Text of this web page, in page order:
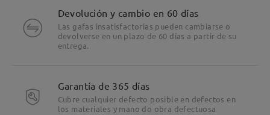
Devolución y cambio en 60 días
Las gafas insatisfactorias pueden cambiarse o
devolverse en un plazo de 60 días a partir de su
entrega.
Garantía de 365 días
Cubre cualquier defecto posible en defectos en
los materiales y mano do obra defectuosa